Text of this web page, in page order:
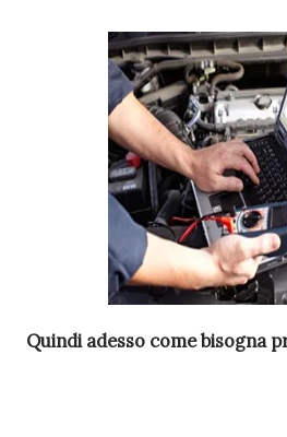
Quindi adesso come bisogna